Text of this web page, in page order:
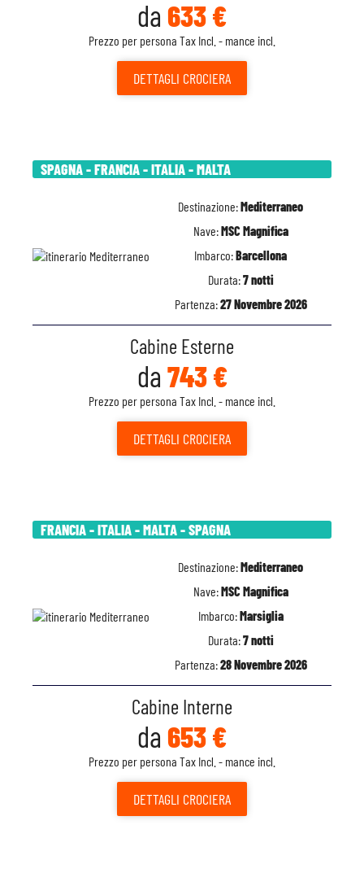
da 633 €
Prezzo per persona Tax Incl. - mance incl.
DETTAGLI CROCIERA
SPAGNA - FRANCIA - ITALIA - MALTA
Destinazione:Mediterraneo
Nave:MSC Magnifica
Imbarco:Barcellona
Durata:7 notti
Partenza:27 Novembre 2026
Cabine Esterne
da 743 €
Prezzo per persona Tax Incl. - mance incl.
DETTAGLI CROCIERA
FRANCIA - ITALIA - MALTA - SPAGNA
Destinazione:Mediterraneo
Nave:MSC Magnifica
Imbarco:Marsiglia
Durata:7 notti
Partenza:28 Novembre 2026
Cabine Interne
da 653 €
Prezzo per persona Tax Incl. - mance incl.
DETTAGLI CROCIERA